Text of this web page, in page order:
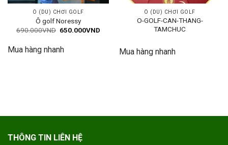
Ô (DÙ) CHƠI GOLF
Ô golf Noressy
690.000VND Giá
690.000VND.
650.000VND
650.000VND.
Mua hàng nhanh
Ô (DÙ) CHƠI GOLF
O-GOLF-CAN-THANG-
TAMCHUC
Mua hàng nhanh
THÔNG TIN LIÊN HỆ